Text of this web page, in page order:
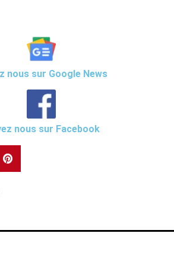
nous sur Google News
nous sur Facebook